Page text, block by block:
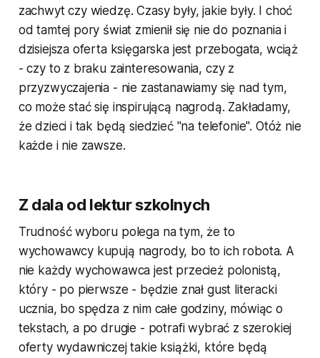
zachwyt czy wiedzę. Czasy były, jakie były. I choć
od tamtej pory świat zmienił się nie do poznania i
dzisiejsza oferta księgarska jest przebogata, wciąż
- czy to z braku zainteresowania, czy z
przyzwyczajenia - nie zastanawiamy się nad tym,
co może stać się inspirującą nagrodą. Zakładamy,
że dzieci i tak będą siedzieć "na telefonie". Otóż nie
każde i nie zawsze.
Z dala od lektur szkolnych
Trudność wyboru polega na tym, że to
wychowawcy kupują nagrody, bo to ich robota. A
nie każdy wychowawca jest przecież polonistą,
który - po pierwsze - będzie znał gust literacki
ucznia, bo spędza z nim całe godziny, mówiąc o
tekstach, a po drugie - potrafi wybrać z szerokiej
oferty wydawniczej takie książki, które będą